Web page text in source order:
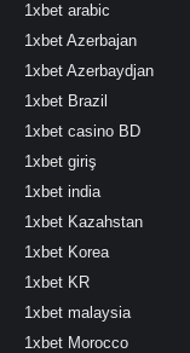
1xbet arabic
1xbet Azerbajan
1xbet Azerbaydjan
1xbet Brazil
1xbet casino BD
1xbet giriş
1xbet india
1xbet Kazahstan
1xbet Korea
1xbet KR
1xbet malaysia
1xbet Morocco